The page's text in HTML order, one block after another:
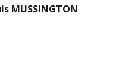
MUSSINGTON